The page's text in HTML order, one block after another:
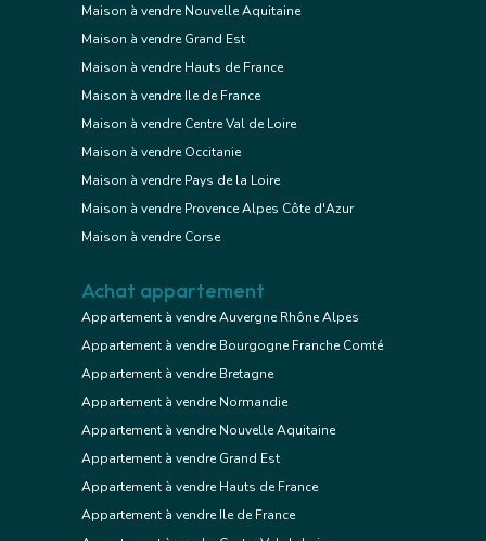
Maison à vendre Nouvelle Aquitaine
Maison à vendre Grand Est
Maison à vendre Hauts de France
Maison à vendre Ile de France
Maison à vendre Centre Val de Loire
Maison à vendre Occitanie
Maison à vendre Pays de la Loire
Maison à vendre Provence Alpes Côte d'Azur
Maison à vendre Corse
Achat appartement
Appartement à vendre Auvergne Rhône Alpes
Appartement à vendre Bourgogne Franche Comté
Appartement à vendre Bretagne
Appartement à vendre Normandie
Appartement à vendre Nouvelle Aquitaine
Appartement à vendre Grand Est
Appartement à vendre Hauts de France
Appartement à vendre Ile de France